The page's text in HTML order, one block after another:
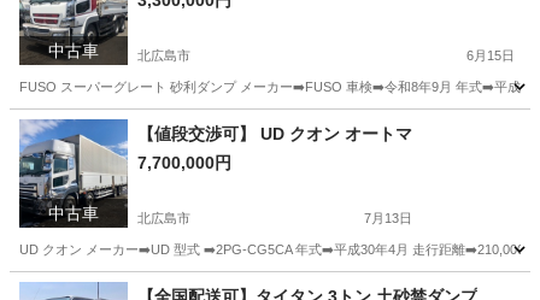
中古車 北広島市 6月15日
FUSO スーパーグレート 砂利ダンプ メーカー➡️FUSO 車検➡️令和8年9月 年式➡️平成
北海道 北広島市 その他 スーパーグレート
中古車
【値段交渉可】 UD クオン オートマ
7,700,000円
北広島市 7月13日
UD クオン メーカー➡️UD 型式 ➡️2PG-CG5CA 年式➡️平成30年4月 走行距離
北海道 北広島市 その他 オートマ